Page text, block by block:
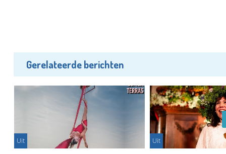
Gerelateerde berichten
Uit Uit